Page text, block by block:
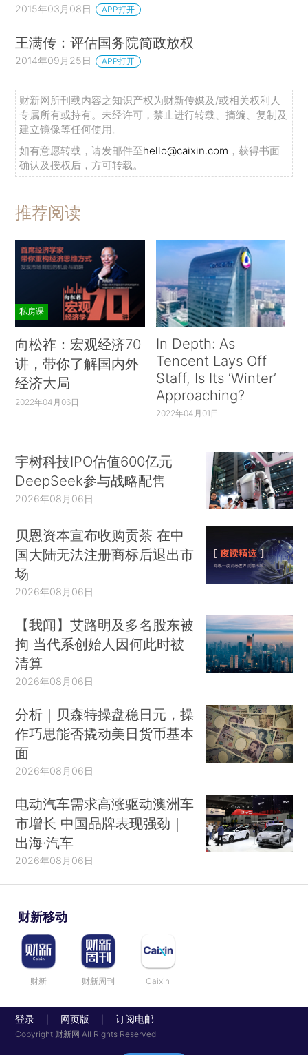
2015年03月08日 APP打开
王满传：评估国务院简政放权
2014年09月25日 APP打开
财新网所刊载内容之知识产权为财新传媒及/或相关权利人
专属所有或持有。未经许可，禁止进行转载、摘编、复制及
建立镜像等任何使用。
如有意愿转载，请发邮件至hello@caixin.com ，获得书面
确认及授权后，方可转载。
推荐阅读
私房课
向松祚：宏观经济70
讲，带你了解国内外
经济大局
2022年04月06日
In Depth: As
Tencent Lays Off
Staff, Is Its ‘Winter’
Approaching?
2022年04月01日
宇树科技IPO估值600亿元
DeepSeek参与战略配售
2026年08月06日
贝恩资本宣布收购贡茶 在中
国大陆无法注册商标后退出市
场
2026年08月06日
【我闻】艾路明及多名股东被
拘 当代系创始人因何此时被
清算
2026年08月06日
分析｜贝森特操盘稳日元，操
作巧思能否撬动美日货币基本
面
2026年08月06日
电动汽车需求高涨驱动澳洲车
市增长 中国品牌表现强劲｜
出海·汽车
2026年08月06日
财新移动
财新 财新周刊 Caixin
登录 网页版 订阅电邮
Copyright 财新网 All Rights Reserved